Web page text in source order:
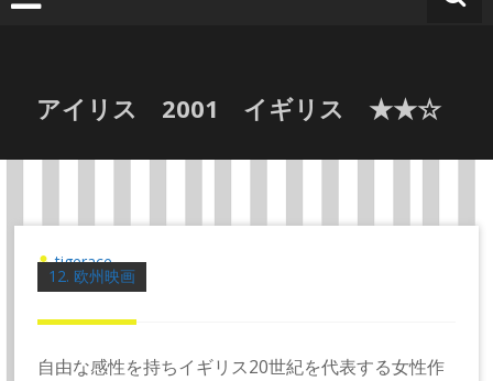
アイリス 2001 イギリス ★★☆
12. 欧州映画
tigerace
自由な感性を持ちイギリス20世紀を代表する女性作